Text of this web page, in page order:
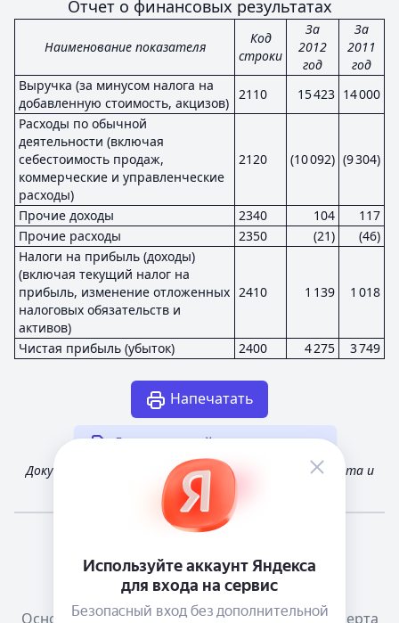
Отчет о финансовых результатах
Наименование показателя
Код
строки
За
2012
год
За
2011
год
Выручка (за минусом налога на
добавленную стоимость, акцизов)
2110 15 423 14 000
Расходы по обычной
деятельности (включая
себестоимость продаж,
коммерческие и управленческие
расходы)
2120 (10 092) (9 304)
Прочие доходы 2340 104
117
Прочие расходы
2350 (21)
(46)
Налоги на прибыль (доходы)
(включая текущий налог на
прибыль, изменение отложенных
налоговых обязательств и
активов)
2410 1 139 1 018
Чистая прибыль (убыток) 2400 4 275 3 749
Напечатать
Другая случайная отчетность
Документ получен из открытых источников Росстата и
Федеральной налоговой службы России
Телеграм канал о сервисе
Основания размещения информации
Оферта